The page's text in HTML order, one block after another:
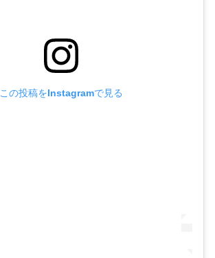
この投稿をInstagramで見る